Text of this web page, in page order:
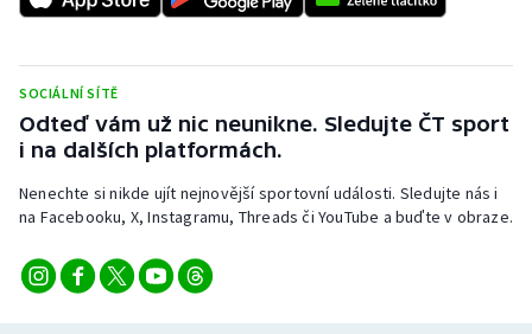
SOCIÁLNÍ SÍTĚ
Odteď vám už nic neunikne. Sledujte ČT sport
i na dalších platformách.
Nenechte si nikde ujít nejnovější sportovní události. Sledujte nás i
na Facebooku, X, Instagramu, Threads či YouTube a buďte v obraze.